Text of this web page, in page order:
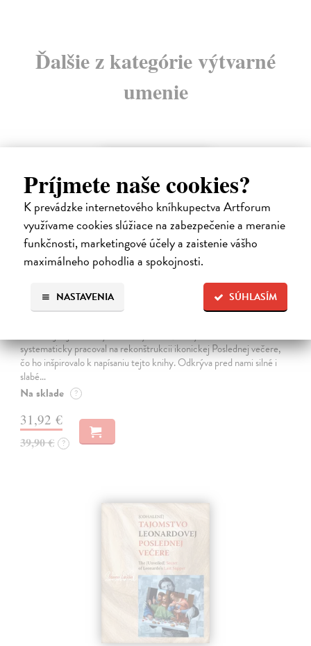
Príjmete naše cookies?
K prevádzke internetového kníhkupectva Artforum
využívame cookies slúžiace na zabezpečenie a meranie
funkčnosti, marketingové účely a zaistenie vášho
maximálneho pohodlia a spokojnosti.
SÚHLASÍM
NASTAVENIA
Ďalšie z kategórie výtvarné
umenie
Posledná večera Leonarda z Vinci
systematicky pracoval na rekonštrukcii ikonickej Poslednej večere,
čo ho inšpirovalo k napísaniu tejto knihy. Odkrýva pred nami silné i
slabé…
Na sklade ?
31,92 €
39,90 € ?